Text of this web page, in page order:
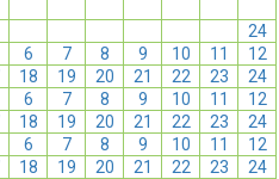
24
6 7 8 9 10 11
12
18 19 20 21 22 23
24
6 7 8 9 10 11
12
18 19 20 21 22 23
24
6 7 8 9 10 11
12
18 19 20 21 22 23
24